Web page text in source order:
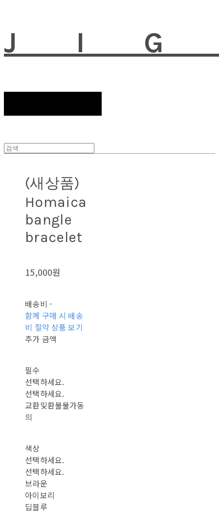
(새상품)
Homaica
bangle
bracelet
15,000원
배송비 -
함께 구매 시 배송
비 절약 상품 보기
추가 금액
필수
선택하세요.
선택하세요.
교환및환불불가동
의
색상
선택하세요.
선택하세요.
브라운
아이보리
딥블루